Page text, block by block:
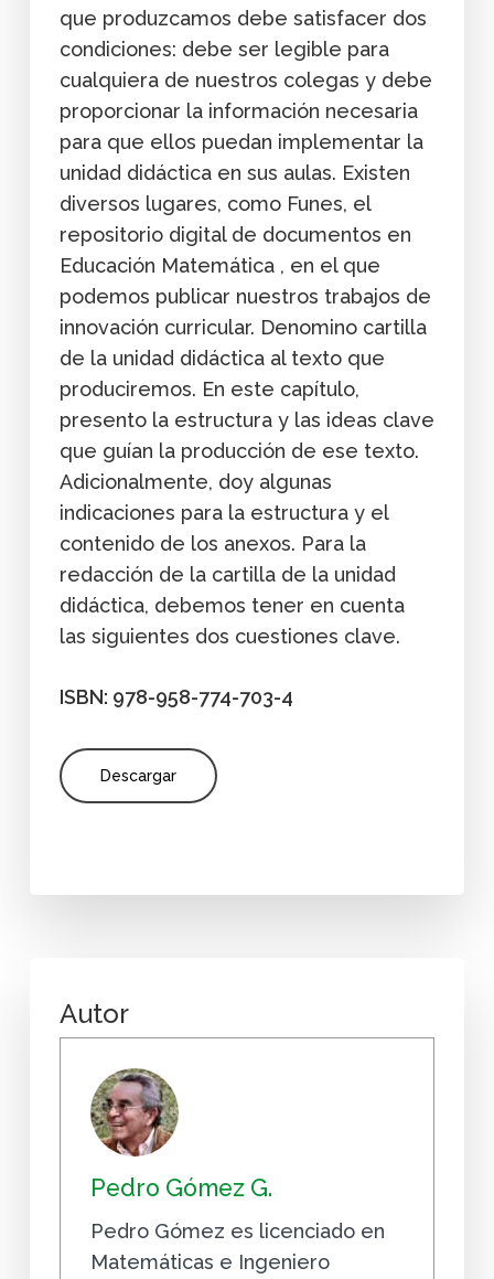
que produzcamos debe satisfacer dos
condiciones: debe ser legible para
cualquiera de nuestros colegas y debe
proporcionar la información necesaria
para que ellos puedan implementar la
unidad didáctica en sus aulas. Existen
diversos lugares, como Funes, el
repositorio digital de documentos en
Educación Matemática , en el que
podemos publicar nuestros trabajos de
innovación curricular. Denomino cartilla
de la unidad didáctica al texto que
produciremos. En este capítulo,
presento la estructura y las ideas clave
que guían la producción de ese texto.
Adicionalmente, doy algunas
indicaciones para la estructura y el
contenido de los anexos. Para la
redacción de la cartilla de la unidad
didáctica, debemos tener en cuenta
las siguientes dos cuestiones clave.
ISBN: 978-958-774-703-4
Descargar
Autor
Pedro Gómez G.
Pedro Gómez es licenciado en
Matemáticas e Ingeniero